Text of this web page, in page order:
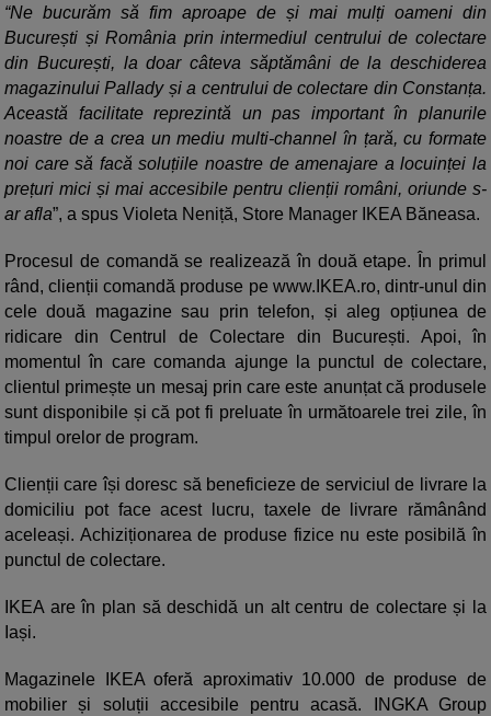
“Ne bucurăm să fim aproape de și mai mulți oameni din
București și România prin intermediul centrului de colectare
din București, la doar câteva săptămâni de la deschiderea
magazinului Pallady și a centrului de colectare din Constanța.
Această facilitate reprezintă un pas important în planurile
noastre de a crea un mediu multi-channel în țară, cu formate
noi care să facă soluțiile noastre de amenajare a locuinței la
prețuri mici și mai accesibile pentru clienții români, oriunde s-
ar afla”, a spus Violeta Neniță, Store Manager IKEA Băneasa.
Procesul de comandă se realizează în două etape. În primul
rând, clienții comandă produse pe www.IKEA.ro, dintr-unul din
cele două magazine sau prin telefon, și aleg opțiunea de
ridicare din Centrul de Colectare din București. Apoi, în
momentul în care comanda ajunge la punctul de colectare,
clientul primește un mesaj prin care este anunțat că produsele
sunt disponibile și că pot fi preluate în următoarele trei zile, în
timpul orelor de program.
Clienții care își doresc să beneficieze de serviciul de livrare la
domiciliu pot face acest lucru, taxele de livrare rămânând
aceleași. Achiziționarea de produse fizice nu este posibilă în
punctul de colectare.
IKEA are în plan să deschidă un alt centru de colectare și la
Iași.
Magazinele IKEA oferă aproximativ 10.000 de produse de
mobilier și soluții accesibile pentru acasă. INGKA Group